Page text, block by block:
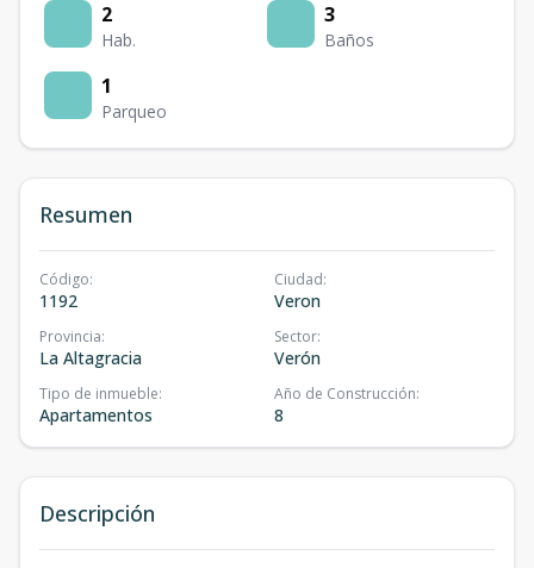
2
Hab.
3
Baños
1
Parqueo
Resumen
Código:
1192
Ciudad:
Veron
Provincia:
La Altagracia
Sector:
Verón
Tipo de inmueble:
Apartamentos
Año de Construcción:
8
Descripción